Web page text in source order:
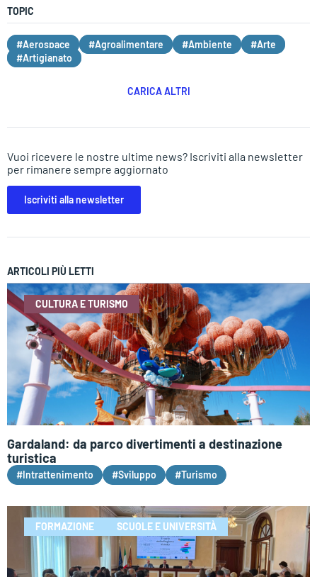
TOPIC
#Aerospace #Agroalimentare #Ambiente
#Arte
#Artigianato
CARICA ALTRI
Vuoi ricevere le nostre ultime news? Iscriviti alla newsletter
per rimanere sempre aggiornato
Iscriviti alla newsletter
ARTICOLI PIÙ LETTI
CULTURA E TURISMO
Gardaland: da parco divertimenti a destinazione
turistica
#Intrattenimento #Sviluppo #Turismo
FORMAZIONE SCUOLE E UNIVERSITÀ